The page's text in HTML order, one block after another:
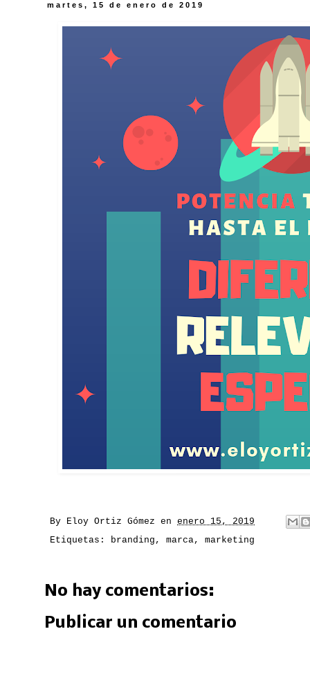
martes, 15 de enero de 2019
By Eloy Ortiz Gómez en enero 15, 2019
Etiquetas:
branding , marca, marketing
No hay comentarios:
Publicar un comentario